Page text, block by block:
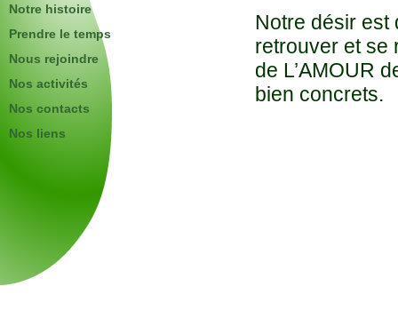
Notre histoire
Prendre le temps
Nous rejoindre
Nos activités
Nos contacts
Nos liens
Notre désir est
retrouver et se
de L’AMOUR
bien concrets.